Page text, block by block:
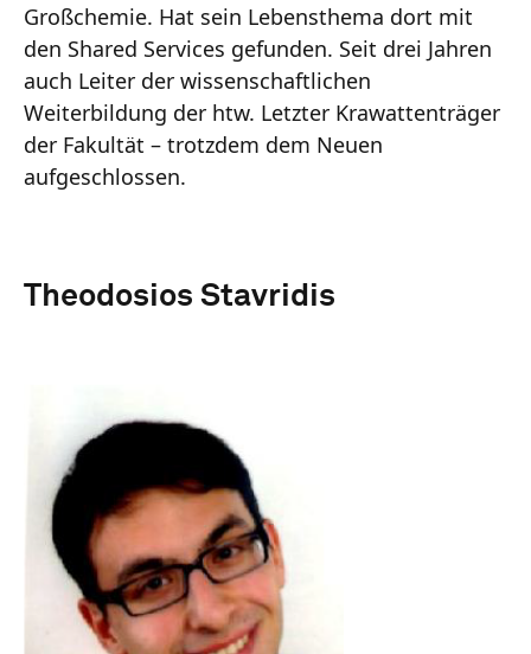
Großchemie. Hat sein Lebensthema dort mit
den Shared Services gefunden. Seit drei Jahren
auch Leiter der wissenschaftlichen
Weiterbildung der htw. Letzter Krawattenträger
der Fakultät – trotzdem dem Neuen
aufgeschlossen.
Theodosios Stavridis